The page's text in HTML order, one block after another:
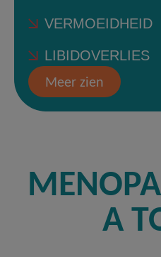
VERMOEIDHEID
LIBIDOVERLIES
Meer zien
A